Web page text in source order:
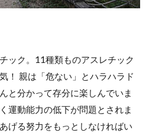
ック。11種類ものアスレチック
！ 親は「危ない」とハラハラド
と分かって存分に楽しんでいま
運動能力の低下が問題とされま
げる努力をもっとしなければい